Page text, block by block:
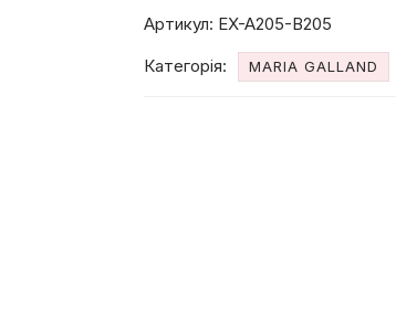
ЗОЛОТИЙ
ЛОСЬЙОН
Артикул: EX-A205-B205
Категорія:
MARIA GALLAND